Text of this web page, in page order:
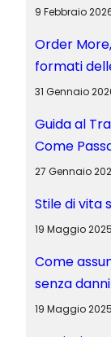
9 Febbraio
Order
formati
31 Gennaio
Guida al
Come
27 Gennaio
Stile di vita
19 Maggio 2025
Come
senza danni
19 Maggio 2025